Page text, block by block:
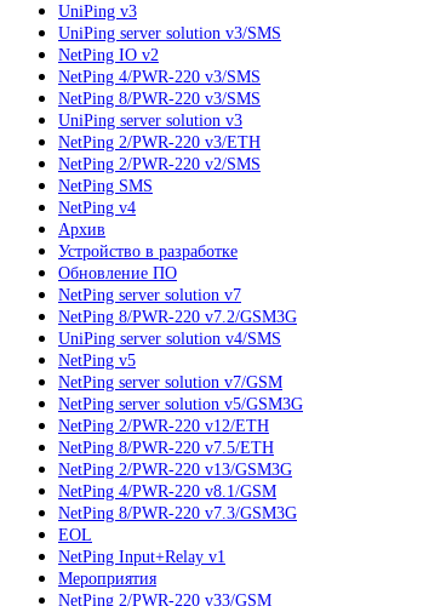
UniPing v3
UniPing server solution v3/SMS
NetPing IO v2
NetPing 4/PWR-220 v3/SMS
NetPing 8/PWR-220 v3/SMS
UniPing server solution v3
NetPing 2/PWR-220 v3/ETH
NetPing 2/PWR-220 v2/SMS
NetPing SMS
NetPing v4
Архив
Устройство в разработке
Обновление ПО
NetPing server solution v7
NetPing 8/PWR-220 v7.2/GSM3G
UniPing server solution v4/SMS
NetPing v5
NetPing server solution v7/GSM
NetPing server solution v5/GSM3G
NetPing 2/PWR-220 v12/ETH
NetPing 8/PWR-220 v7.5/ETH
NetPing 2/PWR-220 v13/GSM3G
NetPing 4/PWR-220 v8.1/GSM
NetPing 8/PWR-220 v7.3/GSM3G
EOL
NetPing Input+Relay v1
Мероприятия
NetPing 2/PWR-220 v33/GSM